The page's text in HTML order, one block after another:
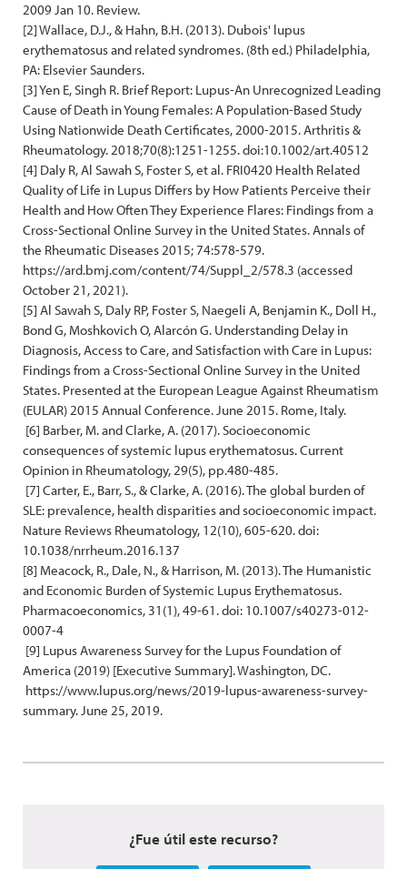
2009 Jan 10. Review.
[2] Wallace, D.J., & Hahn, B.H. (2013). Dubois' lupus
erythematosus and related syndromes. (8th ed.) Philadelphia,
PA: Elsevier Saunders.
[3] Yen E, Singh R. Brief Report: Lupus-An Unrecognized Leading
Cause of Death in Young Females: A Population-Based Study
Using Nationwide Death Certificates, 2000-2015. Arthritis &
Rheumatology. 2018;70(8):1251-1255. doi:10.1002/art.40512
[4] Daly R, Al Sawah S, Foster S, et al. FRI0420 Health Related
Quality of Life in Lupus Differs by How Patients Perceive their
Health and How Often They Experience Flares: Findings from a
Cross-Sectional Online Survey in the United States. Annals of
the Rheumatic Diseases 2015; 74:578-579.
https://ard.bmj.com/content/74/Suppl_2/578.3 (accessed
October 21, 2021).
[5] Al Sawah S, Daly RP, Foster S, Naegeli A, Benjamin K., Doll H.,
Bond G, Moshkovich O, Alarcón G. Understanding Delay in
Diagnosis, Access to Care, and Satisfaction with Care in Lupus:
Findings from a Cross-Sectional Online Survey in the United
States. Presented at the European League Against Rheumatism
(EULAR) 2015 Annual Conference. June 2015. Rome, Italy.
[6] Barber, M. and Clarke, A. (2017). Socioeconomic
consequences of systemic lupus erythematosus. Current
Opinion in Rheumatology, 29(5), pp.480-485.
[7] Carter, E., Barr, S., & Clarke, A. (2016). The global burden of
SLE: prevalence, health disparities and socioeconomic impact.
Nature Reviews Rheumatology, 12(10), 605-620. doi:
10.1038/nrrheum.2016.137
[8] Meacock, R., Dale, N., & Harrison, M. (2013). The Humanistic
and Economic Burden of Systemic Lupus Erythematosus.
Pharmacoeconomics, 31(1), 49-61. doi: 10.1007/s40273-012-
0007-4
[9] Lupus Awareness Survey for the Lupus Foundation of
America (2019) [Executive Summary]. Washington, DC.
https://www.lupus.org/news/2019-lupus-awareness-survey-
summary. June 25, 2019.
¿Fue útil este recurso?